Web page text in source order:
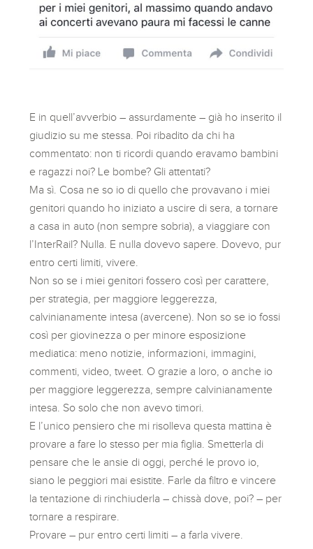
E in quell’avverbio – assurdamente – già ho inserito il
giudizio su me stessa. Poi ribadito da chi ha
commentato: non ti ricordi quando eravamo bambini
e ragazzi noi? Le bombe? Gli attentati?
Ma sì. Cosa ne so io di quello che provavano i miei
genitori quando ho iniziato a uscire di sera, a tornare
a casa in auto (non sempre sobria), a viaggiare con
l’InterRail? Nulla. E nulla dovevo sapere. Dovevo, pur
entro certi limiti, vivere.
Non so se i miei genitori fossero così per carattere,
per strategia, per maggiore leggerezza,
calvinianamente intesa (avercene). Non so se io fossi
così per giovinezza o per minore esposizione
mediatica: meno notizie, informazioni, immagini,
commenti, video, tweet. O grazie a loro, o anche io
per maggiore leggerezza, sempre calvinianamente
intesa. So solo che non avevo timori.
E l’unico pensiero che mi risolleva questa mattina è
provare a fare lo stesso per mia figlia. Smetterla di
pensare che le ansie di oggi, perché le provo io,
siano le peggiori mai esistite. Farle da filtro e vincere
la tentazione di rinchiuderla – chissà dove, poi? – per
tornare a respirare.
Provare – pur entro certi limiti – a farla vivere.